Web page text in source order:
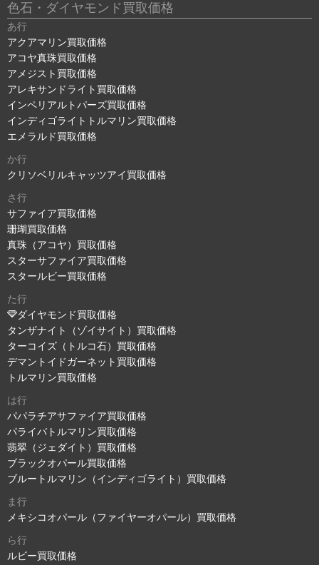
色石・ダイヤモンド買取価格
あ行
アクアマリン買取価格
アコヤ真珠買取価格
アメジスト買取価格
アレキサンドライト買取価格
インペリアルトパーズ買取価格
インディゴライトトルマリン買取価格
エメラルド買取価格
か行
クリソベリルキャッツアイ買取価格
さ行
サファイア買取価格
珊瑚買取価格
真珠（アコヤ）買取価格
スターサファイア買取価格
スタールビー買取価格
た行
ダイヤモンド買取価格
タンザナイト（ゾイサイト）買取価格
ターコイズ（トルコ石）買取価格
デマントイドガーネット買取価格
トルマリン買取価格
は行
パパラチアサファイア買取価格
パライバトルマリン買取価格
翡翠（ジェダイト）買取価格
ブラックオパール買取価格
ブルートルマリン（インディゴライト）買取価格
ま行
メキシコオパール（ファイヤーオパール）買取価格
ら行
ルビー買取価格